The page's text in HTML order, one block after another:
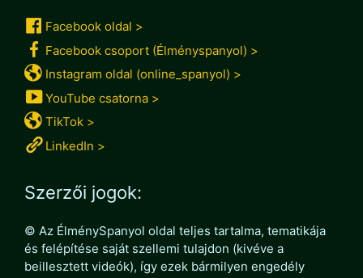
Facebook oldal >
Facebook csoport (Élményspanyol) >
Instagram oldal (online_spanyol) >
YouTube csatorna >
TikTok >
LinkedIn >
Szerzői jogok:
© Az ÉlménySpanyol oldal teljes tartalma, tematikája
és felépítése saját szellemi tulajdon (kivéve a
beillesztett videók), így ezek bármilyen engedély